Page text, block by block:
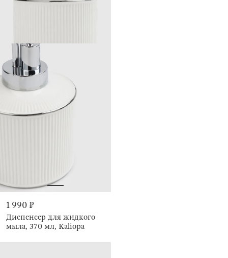
1 990 ₽
Диспенсер для жидкого
мыла, 370 мл, Kaliopa